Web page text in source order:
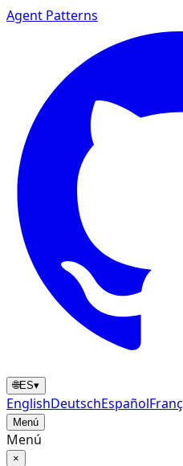
Agent Patterns
🌐ES▾
EnglishDeutschEspañol
Menú
Menú
×